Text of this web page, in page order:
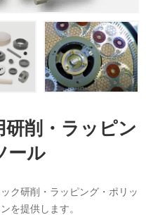
削・ラッピン
ール
ク研削・ラッピング・ポリッ
を提供します。